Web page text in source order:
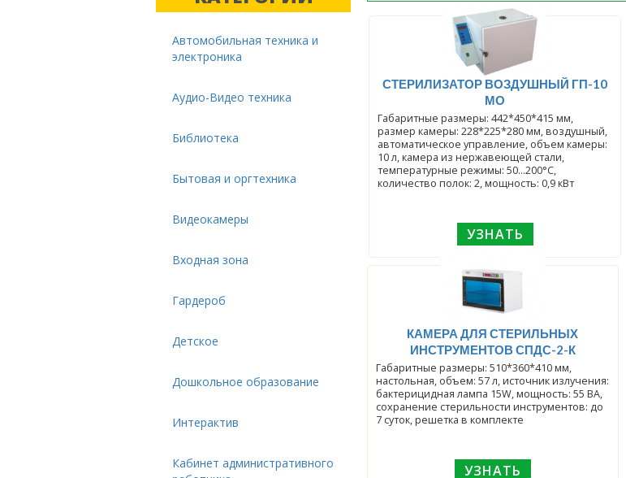
Автомобильная техника и
электроника
Аудио-Видео техника
Библиотека
Бытовая и оргтехника
Видеокамеры
Входная зона
Гардероб
Детское
Дошкольное образование
Интерактив
Кабинет административного
СТЕРИЛИЗАТОР ВОЗДУШНЫЙ ГП-10
МО
Габаритные размеры: 442*450*415 мм,
размер камеры: 228*225*280 мм, воздушный,
автоматическое управление, объем камеры:
10 л, камера из нержавеющей стали,
температурные режимы: 50...200°С,
количество полок: 2, мощность: 0,9 кВт
УЗНАТЬ
КАМЕРА ДЛЯ СТЕРИЛЬНЫХ
ИНСТРУМЕНТОВ СПДС-2-К
Габаритные размеры: 510*360*410 мм,
настольная, объем: 57 л, источник излучения:
бактерицидная лампа 15W, мощность: 55 ВА,
сохранение стерильности инструментов: до
7 суток, решетка в комплекте
УЗНАТЬ